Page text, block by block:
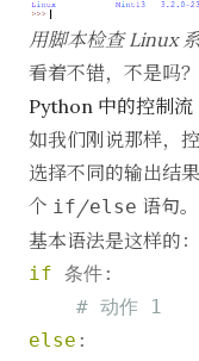
用脚本检查 Linux
看着不错，不是吗
Python 中的控制流
如我们刚说那样，
选择不同的输出结
个 if/else 语句。
基本语法是这样的：
if 条件:
# 动作 1
else :